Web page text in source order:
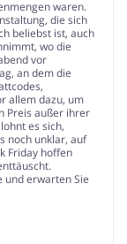
waren.
die sich
beliebst ist, auch
wo die
vor
an dem die
allem dazu, um
Preis außer ihrer
es sich,
noch unklar, auf
Friday hoffen
und erwarten Sie